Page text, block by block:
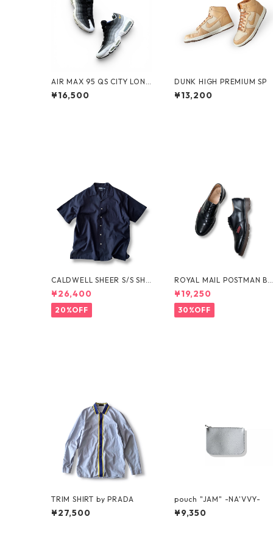
AIR MAX 95 QS CITY LOND
ON by NIKE
¥16,500
DUNK HIGH PREMIUM SP
¥13,200
CALDWELL SHEER S/S SHI
RT by Polo Ralph Lauren
¥26,400
20%OFF
ROYAL MAIL POSTMAN BO
OTS by Dr.MARTENS
¥19,250
30%OFF
TRIM SHIRT by PRADA
¥27,500
pouch "JAM" -NA'VVY-
¥9,350